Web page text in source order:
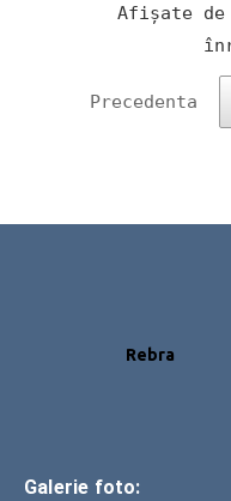
Afișate
Precedenta
Galerie foto: